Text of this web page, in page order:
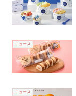
ニュース
ニュース